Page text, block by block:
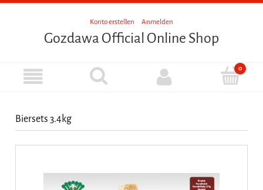
Konto erstellen Anmelden
Gozdawa Official Online Shop
Biersets 3.4kg